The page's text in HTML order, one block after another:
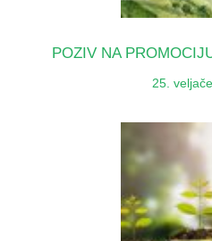
POZIV NA
25.